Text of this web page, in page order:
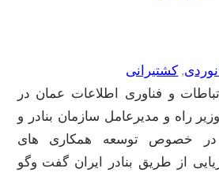
, کشتیرانی
و فناوری اطلاعات عمان در
راه و مدیرعامل سازمان بنادر و
و در خصوص توسعه همکاری های
از طریق بنادر ایران گفت وگو